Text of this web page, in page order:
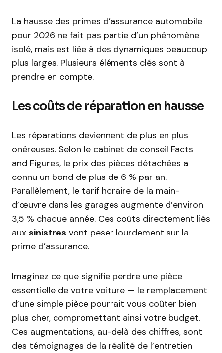
La hausse des primes d’assurance automobile
pour 2026 ne fait pas partie d’un phénomène
isolé, mais est liée à des dynamiques beaucoup
plus larges. Plusieurs éléments clés sont à
prendre en compte.
Les coûts de réparation en hausse
Les réparations deviennent de plus en plus
onéreuses. Selon le cabinet de conseil Facts
and Figures, le prix des pièces détachées a
connu un bond de plus de 6 % par an.
Parallèlement, le tarif horaire de la main-
d’œuvre dans les garages augmente d’environ
3,5 % chaque année. Ces coûts directement liés
aux sinistres vont peser lourdement sur la
prime d’assurance.
Imaginez ce que signifie perdre une pièce
essentielle de votre voiture — le remplacement
d’une simple pièce pourrait vous coûter bien
plus cher, compromettant ainsi votre budget.
Ces augmentations, au-delà des chiffres, sont
des témoignages de la réalité de l’entretien